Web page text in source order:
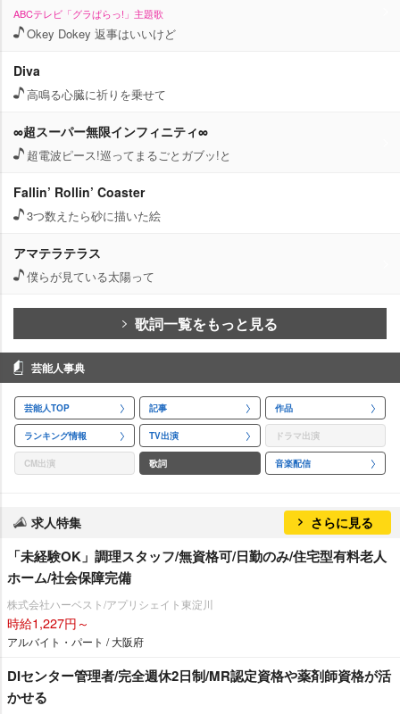
ABCテレビ「グラぱらっ!」主題歌
Okey Dokey 返事はいいけど
Diva
高鳴る心臓に祈りを乗せて
∞超スーパー無限インフィニティ∞
超電波ピース!巡ってまるごとガブッ!と
Fallin’ Rollin’ Coaster
3つ数えたら砂に描いた絵
アマテラテラス
僕らが見ている太陽って
歌詞一覧をもっと見る
芸能人事典
芸能人TOP 記事 作品
ランキング情報 TV出演 ドラマ出演
CM出演 歌詞 音楽配信
求人特集 さらに見る
「未経験OK」調理スタッフ/無資格可/日勤のみ/住宅型有料老人
ホーム/社会保障完備
株式会社ハーベスト/アプリシェイト東淀川
時給1,227円～
アルバイト・パート / 大阪府
DIセンター管理者/完全週休2日制/MR認定資格や薬剤師資格が活
かせる